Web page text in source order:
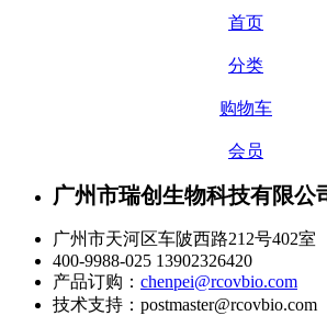
首页
分类
购物车
会员
广州市瑞创生物科技有限公
广州市天河区车陂西路212号402室
400-9988-025 13902326420
产品订购： chenpei@rcovbio.com
技术支持：postmaster@rcovbio.com